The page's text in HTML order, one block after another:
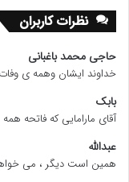
نظرات کاربران
حاجی محمد باغبانی
خداوند ایشان وهمه ی وفات
بابک
آقای مارامایی که فاتحه
عبدالله
همین است دیگر ، می